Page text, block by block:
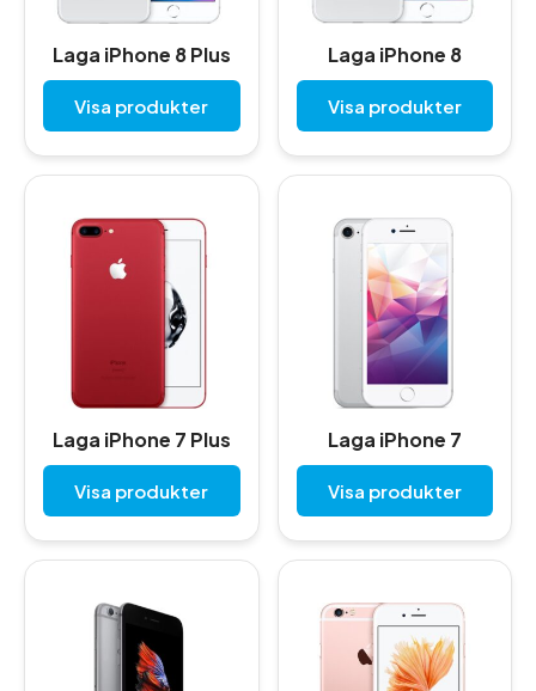
Laga iPhone 8 Plus
Visa produkter
Laga iPhone 8
Visa produkter
Laga iPhone 7 Plus
Visa produkter
Laga iPhone 7
Visa produkter